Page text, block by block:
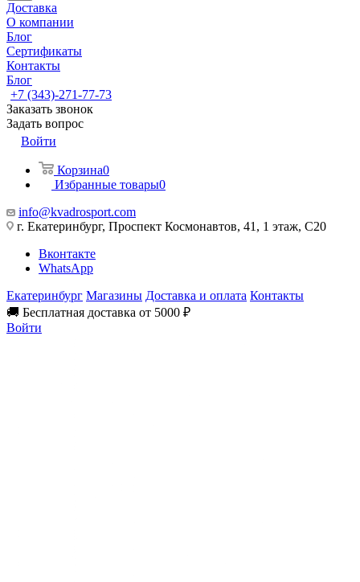
Доставка
О компании
Блог
Сертификаты
Контакты
Блог
+7 (343)-271-77-73
Заказать звонок
Задать вопрос
Войти
Корзина0
Избранные товары0
info@kvadrosport.com
г. Екатеринбург, Проспект Космонавтов, 41, 1 этаж, С20
Вконтакте
WhatsApp
Екатеринбург Магазины Доставка и оплата Контакты
🚚 Бесплатная доставка от 5000 ₽
Войти